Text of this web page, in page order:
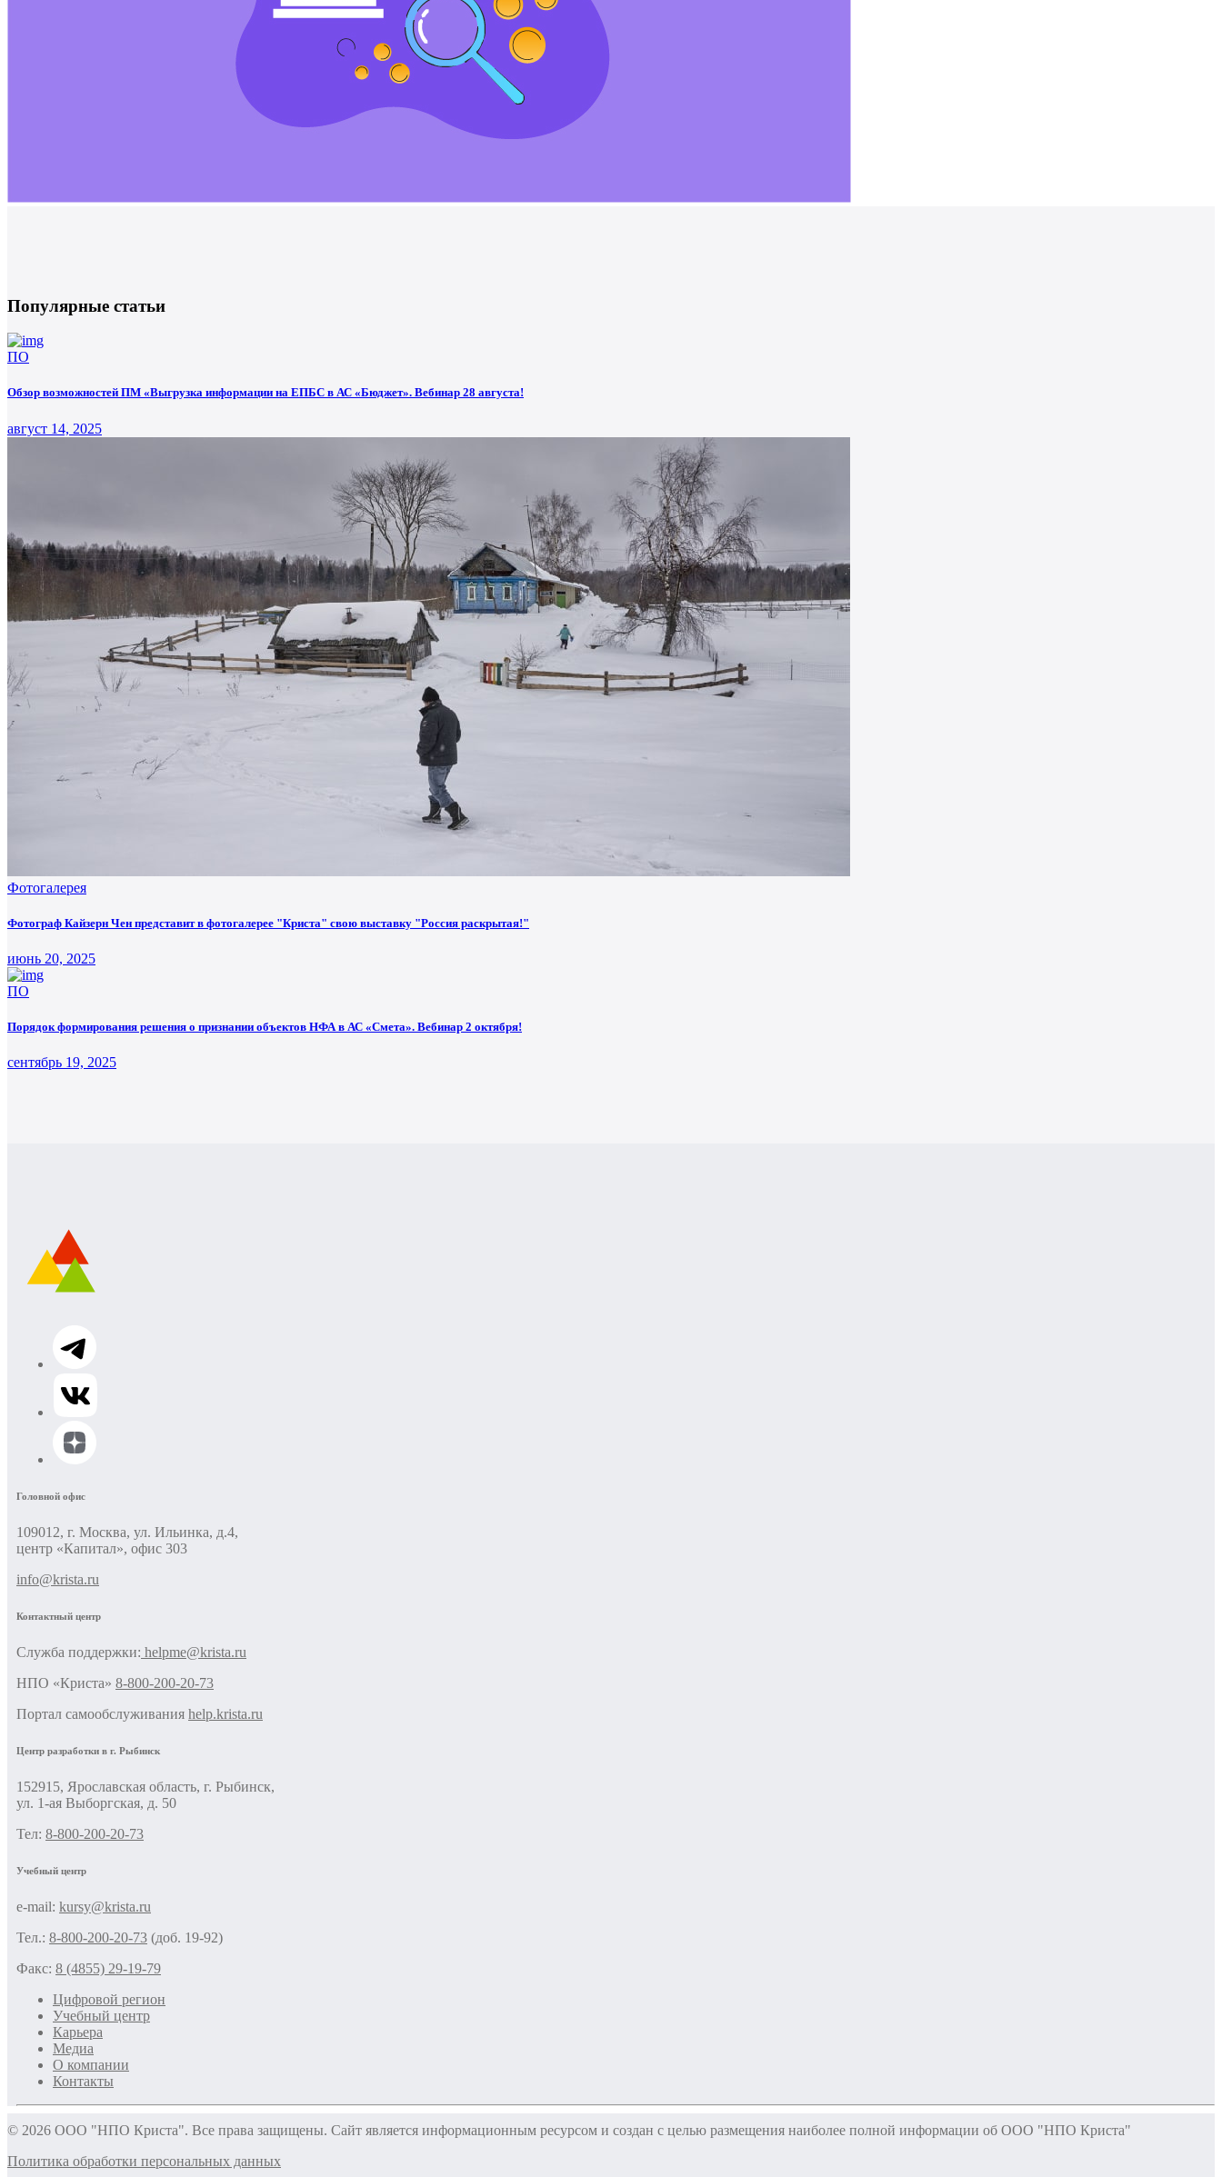
Популярные статьи
ПО
Обзор возможностей ПМ «Выгрузка информации на ЕПБС в АС «Бюджет». Вебинар 28 августа!
август 14, 2025
Фотогалерея
Фотограф Кайзерн Чен представит в фотогалерее "Криста" свою выставку "Россия раскрытая!"
июнь 20, 2025
ПО
Порядок формирования решения о признании объектов НФА в АС «Смета». Вебинар 2 октября!
сентябрь 19, 2025
Головной офис
109012, г. Москва, ул. Ильинка, д.4,
центр «Капитал», офис 303
info@krista.ru
Контактный центр
Cлужба поддержки: helpme@krista.ru
НПО «Криста» 8-800-200-20-73
Портал самообслуживания help.krista.ru
Центр разработки в г. Рыбинск
152915, Ярославская область, г. Рыбинск,
ул. 1-ая Выборгская, д. 50
Тел: 8-800-200-20-73
Учебный центр
e-mail: kursy@krista.ru
Тел.: 8-800-200-20-73 (доб. 19-92)
Факс: 8 (4855) 29-19-79
Цифровой регион
Учебный центр
Карьера
Медиа
О компании
Контакты
© 2026 ООО "НПО Криста". Все права защищены. Сайт является информационным ресурсом и создан с целью размещения наиболее полной информации об ООО "НПО Криста"
Политика обработки персональных данных